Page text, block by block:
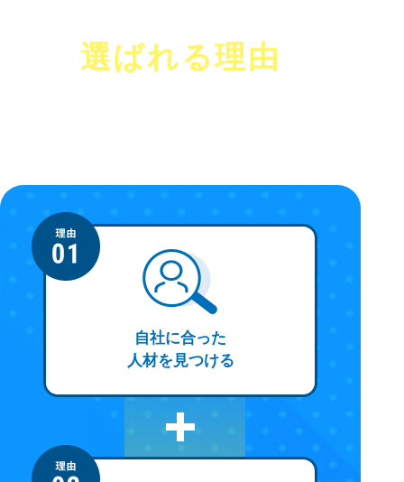
選ばれる理由
自社に合った
人材を見つける